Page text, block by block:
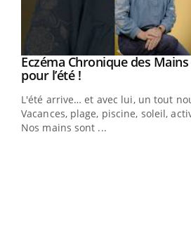
Youtube
Eczéma Chronique des
pour l’été !Youtube
L'été arrive… et avec lui, un tout
Vacances, plage, piscine, soleil,
Nos mains sont ...